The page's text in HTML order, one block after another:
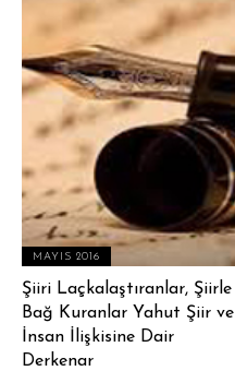
MAYIS 2016
Şiiri Laçkalaştıranlar, Şiirle
Bağ Kuranlar Yahut Şiir ve
İnsan İlişkisine Dair
Derkenar